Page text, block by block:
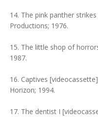
14. The pink panther
Productions; 1976.
15. The little shop of
1987.
16. Captives
Horizon; 1994.
17. The dentist I